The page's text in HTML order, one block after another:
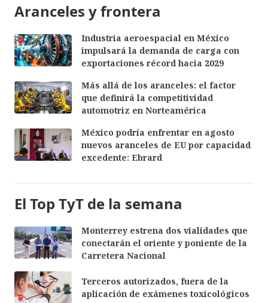
Aranceles y frontera
Industria aeroespacial en México
impulsará la demanda de carga con
exportaciones récord hacia 2029
Más allá de los aranceles: el factor
que definirá la competitividad
automotriz en Norteamérica
México podría enfrentar en agosto
nuevos aranceles de EU por capacidad
excedente: Ebrard
El Top TyT de la semana
Monterrey estrena dos vialidades que
conectarán el oriente y poniente de la
Carretera Nacional
Terceros autorizados, fuera de la
aplicación de exámenes toxicológicos